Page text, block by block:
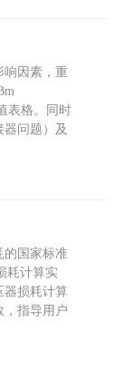
响因素，重
表格。同时
问题）及
的国家标准
耗计算实
器损耗计算
，指导用户